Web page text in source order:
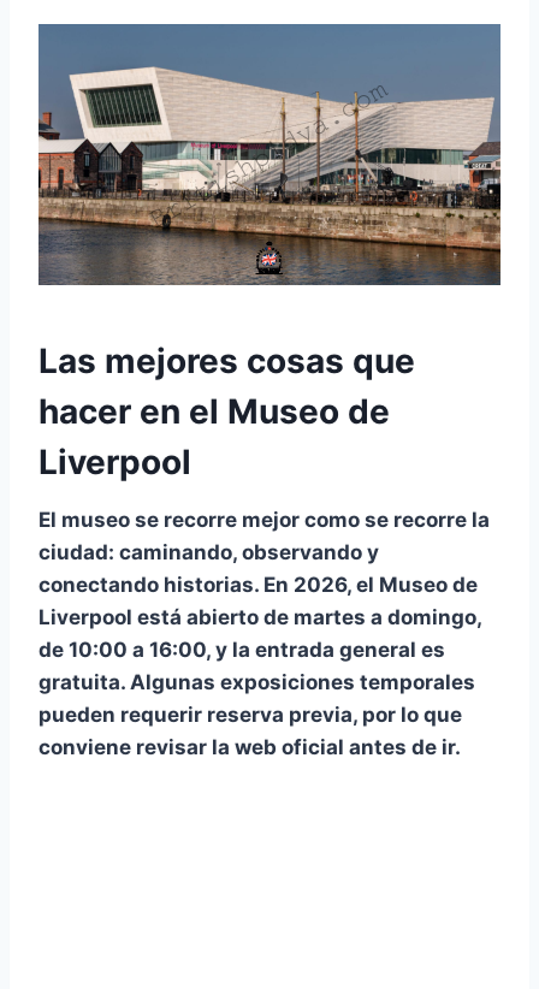
Las mejores cosas que
hacer en el Museo de
Liverpool
El museo se recorre mejor como se recorre la
ciudad: caminando, observando y
conectando historias. En 2026, el Museo de
Liverpool está abierto de martes a domingo,
de 10:00 a 16:00, y la entrada general es
gratuita. Algunas exposiciones temporales
pueden requerir reserva previa, por lo que
conviene revisar la web oficial antes de ir.